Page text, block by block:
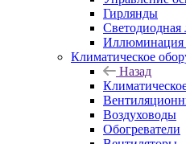
Гирлянды
Иллюминация
Климатическое
Назад
Воздуховоды
Обогреватели